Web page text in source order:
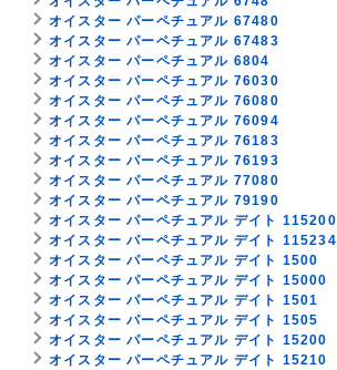
オイスター パーペチュアル 67480
オイスター パーペチュアル 67483
オイスター パーペチュアル 6804
オイスター パーペチュアル 76030
オイスター パーペチュアル 76080
オイスター パーペチュアル 76094
オイスター パーペチュアル 76183
オイスター パーペチュアル 76193
オイスター パーペチュアル 77080
オイスター パーペチュアル 79190
オイスター パーペチュアル デイト 115200
オイスター パーペチュアル デイト 115234
オイスター パーペチュアル デイト 1500
オイスター パーペチュアル デイト 15000
オイスター パーペチュアル デイト 1501
オイスター パーペチュアル デイト 1505
オイスター パーペチュアル デイト 15200
オイスター パーペチュアル デイト 15210